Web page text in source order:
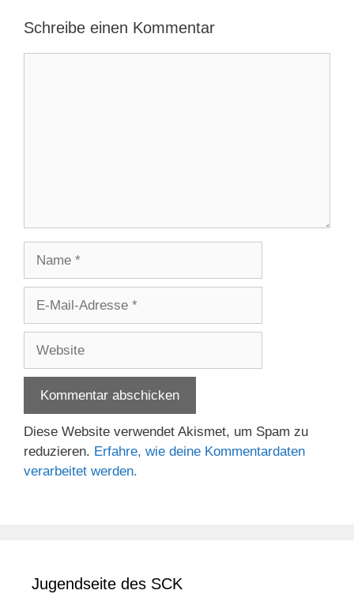
Schreibe einen Kommentar
Adresse
Diese Website verwendet Akismet, um Spam zu
reduzieren. Erfahre, wie deine Kommentardaten
verarbeitet werden.
Jugendseite des SCK